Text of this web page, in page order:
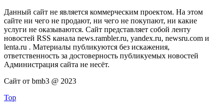
Данный сайт не является коммерческим проектом. На этом
сайте ни чего не продают, ни чего не покупают, ни какие
услуги не оказываются. Сайт представляет собой ленту
новостей RSS канала news.rambler.ru, yandex.ru, newsru.com и
lenta.ru . Материалы публикуются без искажения,
ответственность за достоверность публикуемых новостей
Администрация сайта не несёт.
Сайт от bmb3 @ 2023
Top